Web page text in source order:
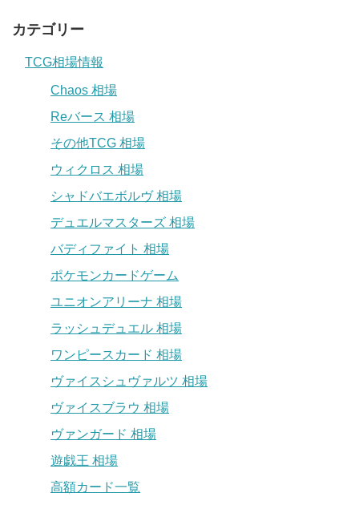
カテゴリー
TCG相場情報
Chaos 相場
Reバース 相場
その他TCG 相場
ウィクロス 相場
シャドバエボルヴ 相場
デュエルマスターズ 相場
バディファイト 相場
ポケモンカードゲーム
ユニオンアリーナ 相場
ラッシュデュエル 相場
ワンピースカード 相場
ヴァイスシュヴァルツ 相場
ヴァイスブラウ 相場
ヴァンガード 相場
遊戯王 相場
高額カード一覧